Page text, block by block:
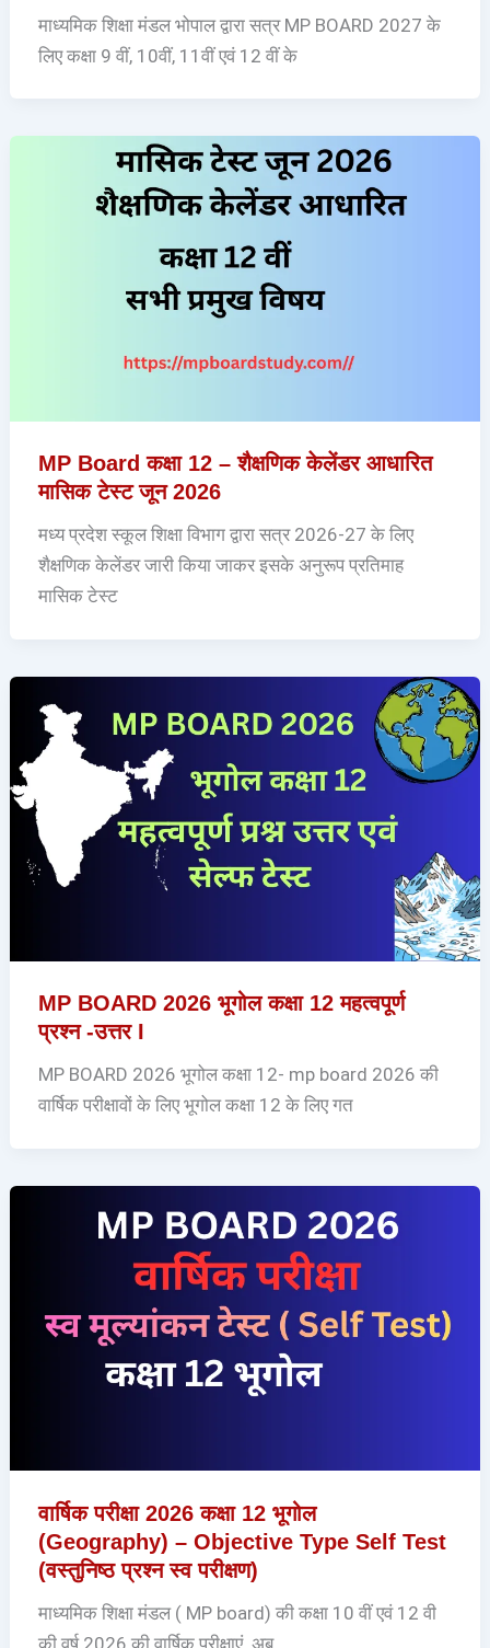
माध्यमिक शिक्षा मंडल भोपाल द्वारा सत्र MP BOARD 2027 के
लिए कक्षा 9 वीं, 10वीं, 11वीं एवं 12 वीं के
MP Board कक्षा 12 – शैक्षणिक केलेंडर आधारित
मासिक टेस्ट जून 2026
मध्य प्रदेश स्कूल शिक्षा विभाग द्वारा सत्र 2026-27 के लिए
शैक्षणिक केलेंडर जारी किया जाकर इसके अनुरूप प्रतिमाह
मासिक टेस्ट
MP BOARD 2026 भूगोल कक्षा 12 महत्वपूर्ण
प्रश्न -उत्तर I
MP BOARD 2026 भूगोल कक्षा 12- mp board 2026 की
वार्षिक परीक्षावों के लिए भूगोल कक्षा 12 के लिए गत
वार्षिक परीक्षा 2026 कक्षा 12 भूगोल
(Geography) – Objective Type Self Test
(वस्तुनिष्ठ प्रश्न स्व परीक्षण)
माध्यमिक शिक्षा मंडल ( MP board) की कक्षा 10 वीं एवं 12 वी
की वर्ष 2026 की वार्षिक परीक्षाएं अब